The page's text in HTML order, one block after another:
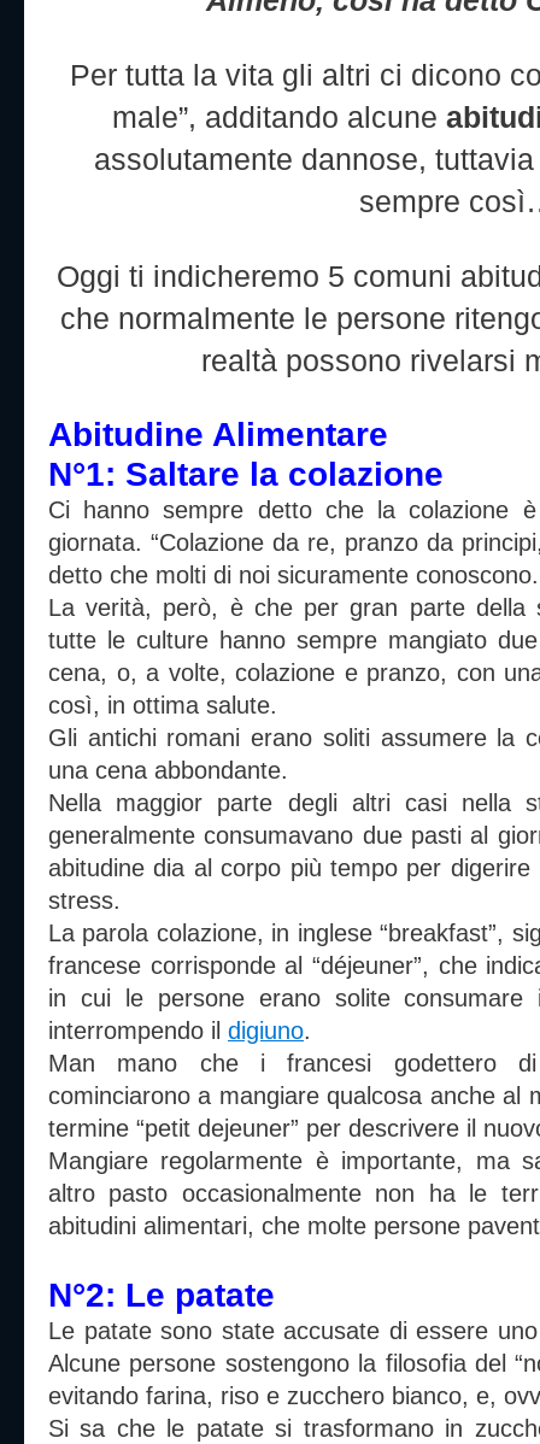
Per tutta la vita gli altri ci dicono
male”, additando alcune
assolutamente dannose,
sempre
Oggi ti indicheremo 5 comuni
che normalmente le persone
realtà possono rivelarsi
Abitudine Alimentare
N°1: Saltare la colazione
Ci hanno sempre detto che la colazione
giornata. “Colazione da re, pranzo da
detto che molti di noi sicuramente conoscono.
La verità, però, è che per gran parte della
tutte le culture hanno sempre mangiato
cena, o, a volte, colazione e pranzo, con
così, in ottima salute.
Gli antichi romani erano soliti assumere la
una cena abbondante.
Nella maggior parte degli altri casi nella
generalmente consumavano due pasti al
abitudine dia al corpo più tempo per
stress.
La parola colazione, in inglese “breakfast”,
francese corrisponde al “déjeuner”, che
in cui le persone erano solite
interrompendo il digiuno.
Man mano che i francesi godettero di
cominciarono a mangiare qualcosa anche al
termine “petit dejeuner” per descrivere il
Mangiare regolarmente è importante, ma
altro pasto occasionalmente non ha le
abitudini alimentari, che molte persone
N°2: Le patate
Le patate sono state accusate di essere
Alcune persone sostengono la filosofia del
evitando farina, riso e zucchero bianco, e,
Si sa che le patate si trasformano in